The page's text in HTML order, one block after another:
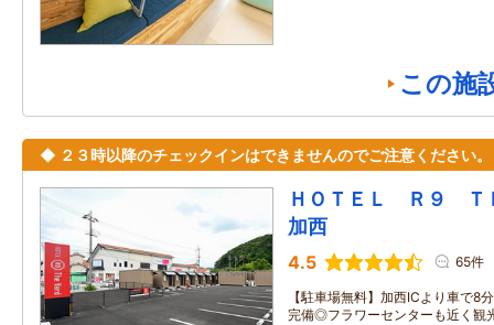
この施
◆ ２３時以降のチェックインはできませんのでご注意ください。
ＨＯＴＥＬ Ｒ９
加西
4.5 65件
【駐車場無料】加西ICより車で8
完備◎フラワーセンターも近く観